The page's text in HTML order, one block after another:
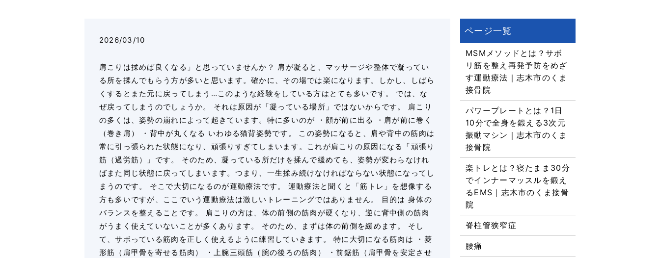
2026/03/10
肩こりは揉めば良くなる」と思っていませんか？ 肩が凝ると、マッサージや整体で凝ってい
る所を揉んでもらう方が多いと思います。確かに、その場では楽になります。しかし、しばら
くするとまた元に戻ってしまう…このような経験をしている方はとても多いです。 では、な
ぜ戻ってしまうのでしょうか。 それは原因が「凝っている場所」ではないからです。 肩こり
の多くは、姿勢の崩れによって起きています。特に多いのが ・顔が前に出る ・肩が前に巻く
（巻き肩） ・背中が丸くなる いわゆる猫背姿勢です。 この姿勢になると、肩や背中の筋肉は
常に引っ張られた状態になり、頑張りすぎてしまいます。これが肩こりの原因になる「頑張り
筋（過労筋）」です。 そのため、凝っている所だけを揉んで緩めても、姿勢が変わらなけれ
ばまた同じ状態に戻ってしまいます。つまり、一生揉み続けなければならない状態になってし
まうのです。 そこで大切になるのが運動療法です。 運動療法と聞くと「筋トレ」を想像する
方も多いですが、ここでいう運動療法は激しいトレーニングではありません。 目的は 身体の
バランスを整えることです。 肩こりの方は、体の前側の筋肉が硬くなり、逆に背中側の筋肉
がうまく使えていないことが多くあります。 そのため、まずは体の前側を緩めます。 そし
て、サボっている筋肉を正しく使えるように練習していきます。 特に大切になる筋肉は ・菱
形筋（肩甲骨を寄せる筋肉） ・上腕三頭筋（腕の後ろの筋肉） ・前鋸筋（肩甲骨を安定させ
MSMメソッドとは？サボ
リ筋を整え再発予防をめざ
す運動療法｜志木市のくま
接骨院
パワープレートとは？1日
10分で全身を鍛える3次元
振動マシン｜志木市のくま
接骨院
楽トレとは？寝たまま30分
でインナーマッスルを鍛え
るEMS｜志木市のくま接骨
院
脊柱管狭窄症
腰痛